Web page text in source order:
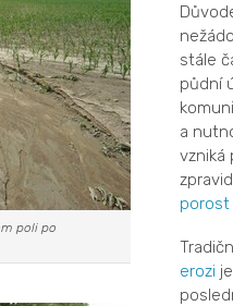
poli po
stále
půdní
a
vzniká
porost
erozi